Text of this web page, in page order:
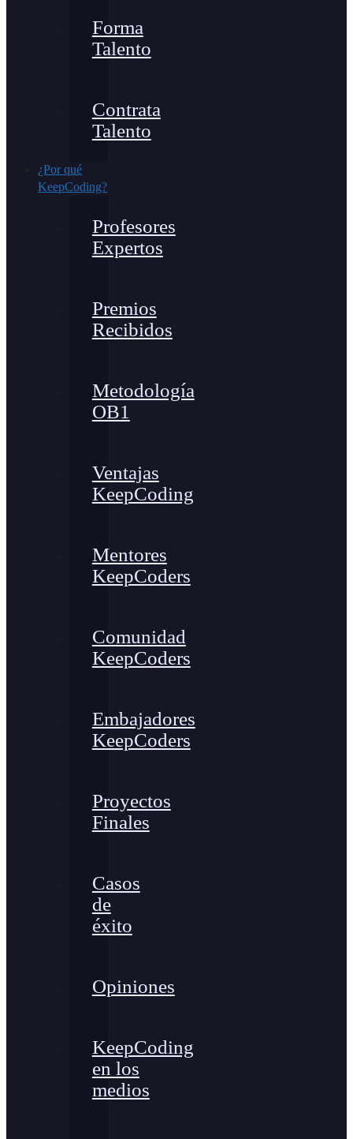
Forma
Talento
Contrata
Talento
¿Por qué
KeepCoding?
Profesores
Expertos
Premios
Recibidos
Metodología
OB1
Ventajas
KeepCoding
Mentores
KeepCoders
Comunidad
KeepCoders
Embajadores
KeepCoders
Proyectos
Finales
Casos
de
éxito
Opiniones
KeepCoding
en los
medios